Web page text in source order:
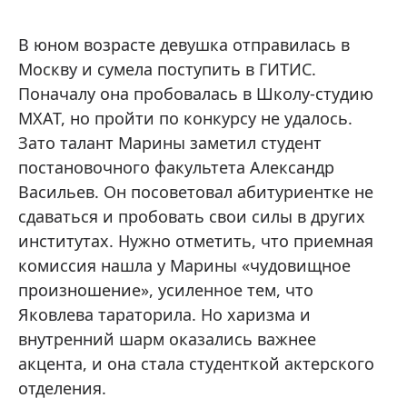
В юном возрасте девушка отправилась в
Москву и сумела поступить в ГИТИС.
Поначалу она пробовалась в Школу-студию
МХАТ, но пройти по конкурсу не удалось.
Зато талант Марины заметил студент
постановочного факультета Александр
Васильев. Он посоветовал абитуриентке не
сдаваться и пробовать свои силы в других
институтах. Нужно отметить, что приемная
комиссия нашла у Марины «чудовищное
произношение», усиленное тем, что
Яковлева тараторила. Но харизма и
внутренний шарм оказались важнее
акцента, и она стала студенткой актерского
отделения.